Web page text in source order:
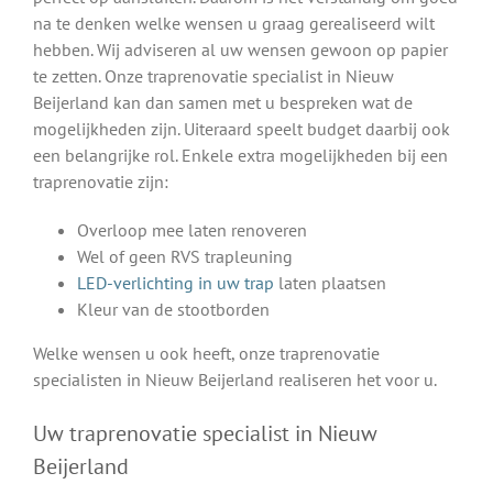
na te denken welke wensen u graag gerealiseerd wilt
hebben. Wij adviseren al uw wensen gewoon op papier
te zetten. Onze traprenovatie specialist in Nieuw
Beijerland kan dan samen met u bespreken wat de
mogelijkheden zijn. Uiteraard speelt budget daarbij ook
een belangrijke rol. Enkele extra mogelijkheden bij een
traprenovatie zijn:
Overloop mee laten renoveren
Wel of geen RVS trapleuning
LED-verlichting in uw trap laten plaatsen
Kleur van de stootborden
Welke wensen u ook heeft, onze traprenovatie
specialisten in Nieuw Beijerland realiseren het voor u.
Uw traprenovatie specialist in Nieuw
Beijerland